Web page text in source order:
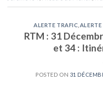
ALERTE TRAFIC
RTM : 31
et 34 :
POSTED ON 31